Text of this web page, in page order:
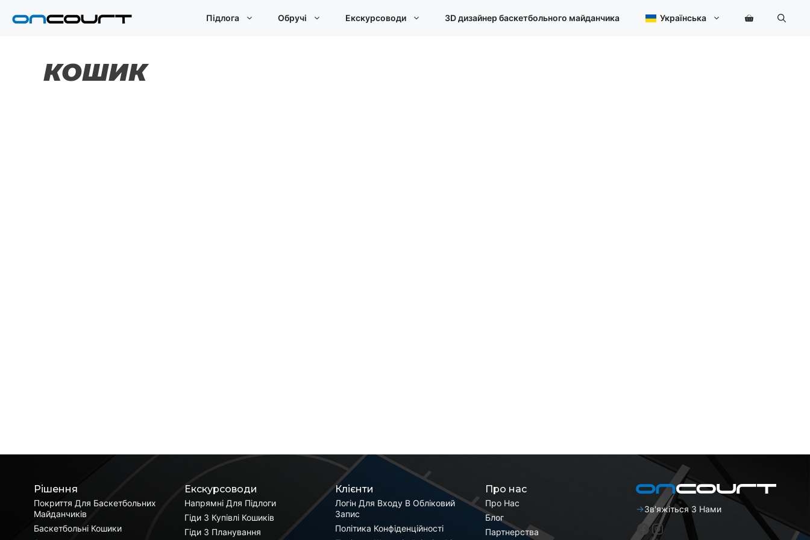
Підлога Обручі Екскурсоводи 3D дизайнер баскетбольного майданчика Українська
КОШИК
Рішення
Покриття Для Баскетбольних
Майданчиків
Баскетбольні Кошики
Екскурсоводи
Напрямні Для Підлоги
Гіди З Купівлі Кошиків
Гіди З Планування
Клієнти
Логін Для Входу В Обліковий
Запис
Політика Конфіденційності
Про нас
Про Нас
Блог
Партнерства
Зв'яжіться З Нами
Facebook
Instagram